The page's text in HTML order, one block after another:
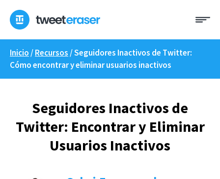
contenido
Inicio /Recursos /Seguidores Inactivos de Twitter:
Cómo encontrar y eliminar usuarios inactivos
Seguidores Inactivos de
Twitter: Encontrar y Eliminar
Usuarios Inactivos